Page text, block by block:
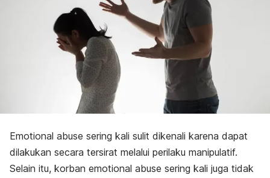
Emotional abuse sering kali sulit dikenali karena dapat
dilakukan secara tersirat melalui perilaku manipulatif.
Selain itu, korban emotional abuse sering kali juga tidak